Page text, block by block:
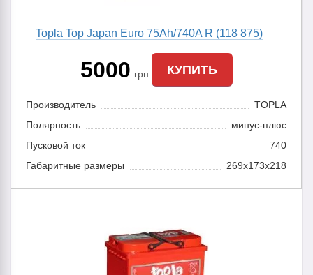
Topla Top Japan Euro 75Ah/740A R (118 875)
5000 грн. КУПИТЬ
Производитель
TOPLA
Полярность
минус-плюс
Пусковой ток
740
Габаритные размеры
269x173x218